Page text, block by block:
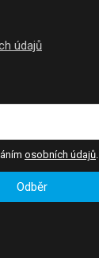
údajů
osobních údajů.
Odběr